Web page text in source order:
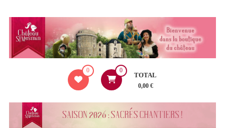
contenu
de
Mesmin
0 0
TOTAL
0,00 €